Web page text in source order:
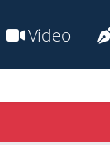
Video